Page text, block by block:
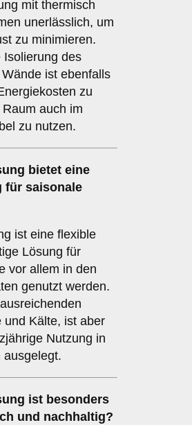
mit thermisch
unerlässlich, um
zu minimieren.
Isolierung des
ist ebenfalls
zu
auch im
zu nutzen.
bietet eine
für saisonale
ist eine flexible
Lösung für
vor allem in den
genutzt werden.
und Kälte, ist aber
Nutzung in
ausgelegt.
ist besonders
und nachhaltig?